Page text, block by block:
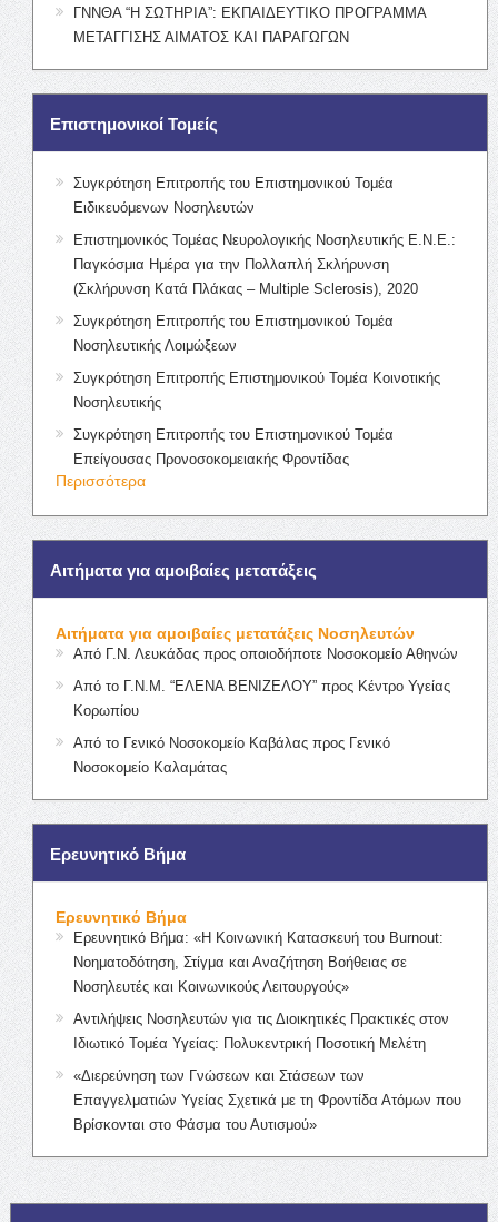
ΓΝΝΘΑ “Η ΣΩΤΗΡΙΑ”: ΕΚΠΑΙΔΕΥΤΙΚΟ ΠΡΟΓΡΑΜΜΑ
ΜΕΤΑΓΓΙΣΗΣ ΑΙΜΑΤΟΣ ΚΑΙ ΠΑΡΑΓΩΓΩΝ
Επιστημονικοί Τομείς
Συγκρότηση Επιτροπής του Επιστημονικού Τομέα
Ειδικευόμενων Νοσηλευτών
Επιστημονικός Τομέας Νευρολογικής Νοσηλευτικής Ε.Ν.Ε.:
Παγκόσμια Ημέρα για την Πολλαπλή Σκλήρυνση
(Σκλήρυνση Κατά Πλάκας – Multiple Sclerosis), 2020
Συγκρότηση Επιτροπής του Επιστημονικού Τομέα
Νοσηλευτικής Λοιμώξεων
Συγκρότηση Επιτροπής Επιστημονικού Τομέα Κοινοτικής
Νοσηλευτικής
Συγκρότηση Επιτροπής του Επιστημονικού Τομέα
Επείγουσας Προνοσοκομειακής Φροντίδας
Περισσότερα
Αιτήματα για αμοιβαίες μετατάξεις
Αιτήματα για αμοιβαίες μετατάξεις Νοσηλευτών
Από Γ.Ν. Λευκάδας προς οποιοδήποτε Νοσοκομείο Αθηνών
Από το Γ.Ν.Μ. “ΕΛΕΝΑ ΒΕΝΙΖΕΛΟΥ” προς Κέντρο Υγείας
Κορωπίου
Από το Γενικό Νοσοκομείο Καβάλας προς Γενικό
Νοσοκομείο Καλαμάτας
Ερευνητικό Βήμα
Ερευνητικό Βήμα
Ερευνητικό Βήμα: «Η Κοινωνική Κατασκευή του Burnout:
Νοηματοδότηση, Στίγμα και Αναζήτηση Βοήθειας σε
Νοσηλευτές και Κοινωνικούς Λειτουργούς»
Αντιλήψεις Νοσηλευτών για τις Διοικητικές Πρακτικές στον
Ιδιωτικό Τομέα Υγείας: Πολυκεντρική Ποσοτική Μελέτη
«Διερεύνηση των Γνώσεων και Στάσεων των
Επαγγελματιών Υγείας Σχετικά με τη Φροντίδα Ατόμων που
Βρίσκονται στο Φάσμα του Αυτισμού»